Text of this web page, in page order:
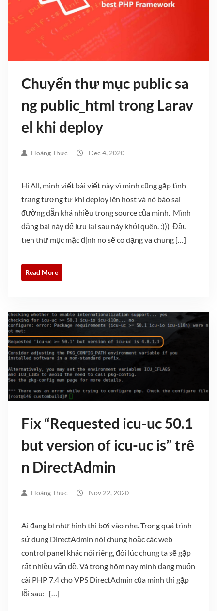
Chuyển thư mục public sa
ng public_html trong Larav
el khi deploy
Hoàng Thức Dec 4, 2020
Hi All, mình viết bài viết này vì mình cũng gặp tình
trạng tương tự khi deploy lên host và nó báo sai
đường dẫn khá nhiều trong source của mình. Mình
đăng bài này để lưu lại sau này khỏi quên. :))) Đầu
tiên thư mục mặc định nó sẽ có dạng và chúng […]
Read More
Fix “Requested icu-uc 50.1
but version of icu-uc is” trê
n DirectAdmin
Hoàng Thức Nov 22, 2020
Ai đang bị như hình thì bơi vào nhe. Trong quá trình
sử dụng DirectAdmin nói chung hoặc các web
control panel khác nói riêng, đôi lúc chung ta sẽ gặp
rất nhiều vấn đề. Và trong hôm nay mình đang muốn
cài PHP 7.4 cho VPS DirectAdmin của mình thì gặp
lỗi sau: […]